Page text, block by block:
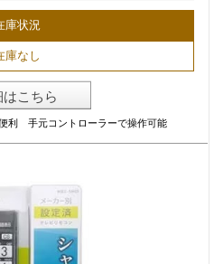
庫状況
庫なし
はこちら
利 手元コントローラーで操作可能